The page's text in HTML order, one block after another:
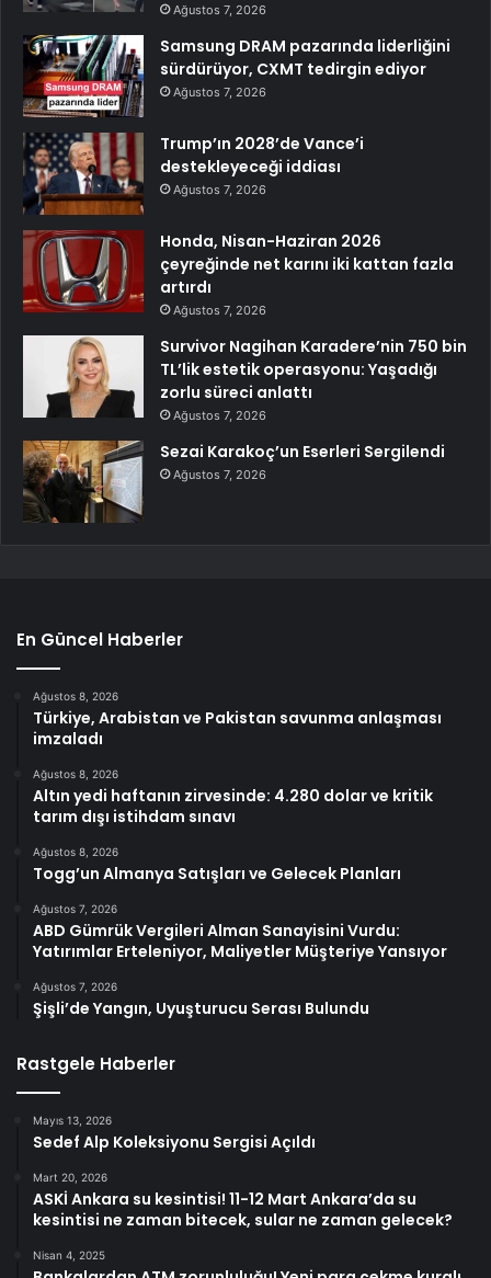
Ağustos 7, 2026
Samsung DRAM pazarında liderliğini
sürdürüyor, CXMT tedirgin ediyor
Ağustos 7, 2026
Trump’ın 2028’de Vance’i
destekleyeceği iddiası
Ağustos 7, 2026
Honda, Nisan-Haziran 2026
çeyreğinde net karını iki kattan fazla
artırdı
Ağustos 7, 2026
Survivor Nagihan Karadere’nin 750 bin
TL’lik estetik operasyonu: Yaşadığı
zorlu süreci anlattı
Ağustos 7, 2026
Sezai Karakoç’un Eserleri Sergilendi
Ağustos 7, 2026
En Güncel Haberler
Ağustos 8, 2026
Türkiye, Arabistan ve Pakistan savunma anlaşması
imzaladı
Ağustos 8, 2026
Altın yedi haftanın zirvesinde: 4.280 dolar ve kritik
tarım dışı istihdam sınavı
Ağustos 8, 2026
Togg’un Almanya Satışları ve Gelecek Planları
Ağustos 7, 2026
ABD Gümrük Vergileri Alman Sanayisini Vurdu:
Yatırımlar Erteleniyor, Maliyetler Müşteriye Yansıyor
Ağustos 7, 2026
Şişli’de Yangın, Uyuşturucu Serası Bulundu
Rastgele Haberler
Mayıs 13, 2026
Sedef Alp Koleksiyonu Sergisi Açıldı
Mart 20, 2026
ASKİ Ankara su kesintisi! 11-12 Mart Ankara’da su
kesintisi ne zaman bitecek, sular ne zaman gelecek?
Nisan 4, 2025